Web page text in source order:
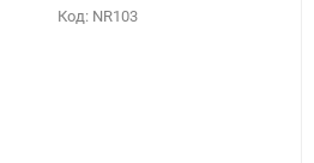
Код: NR103